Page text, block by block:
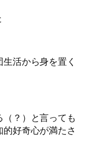
活から身を置く
？）と言っても
好奇心が満たさ